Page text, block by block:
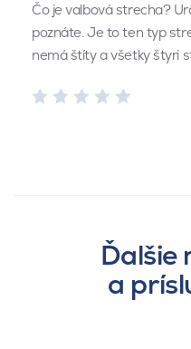
Čo je valbová strecha?
poznáte. Je to ten typ
nemá štíty a všetky štyri
Ďalšie
a